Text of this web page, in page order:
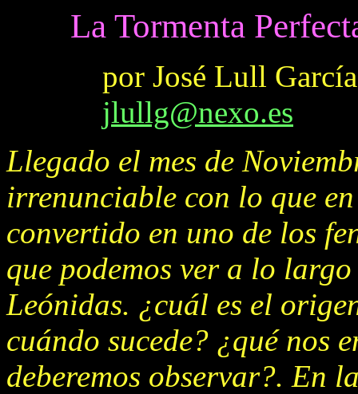
La Tormenta
por José Lull García
jlullg@nexo.es
Llegado el mes de
irrenunciable con lo que
convertido en uno de los
que podemos ver a lo
Leónidas. ¿cuál es el
cuándo sucede? ¿qué nos
deberemos observar?. En